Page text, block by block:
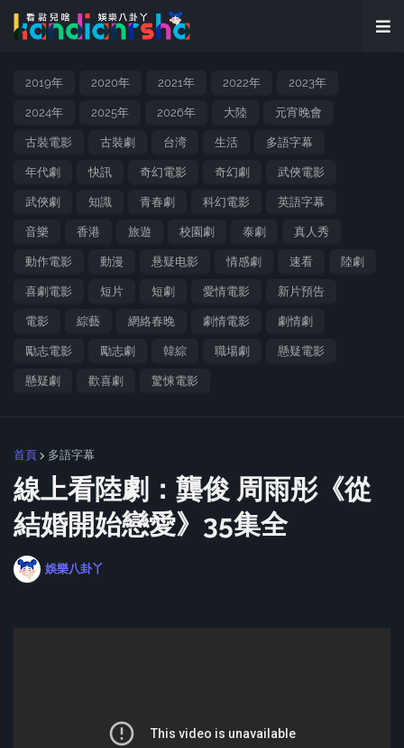
2019年 2020年 2021年 2022年 2023年
2024年 2025年 2026年 大陸 元宵晚會
古裝電影 古裝劇 台湾 生活 多語字幕
年代劇 快訊 奇幻電影 奇幻劇 武俠電影
武俠劇 知識 青春劇 科幻電影 英語字幕
音樂 香港 旅遊 校園劇 泰劇 真人秀
動作電影 動漫 悬疑电影 情感劇 速看 陸劇
喜劇電影 短片 短劇 愛情電影 新片預告
電影 綜藝 網絡春晚 劇情電影 劇情劇
勵志電影 勵志劇 韓綜 職場劇 懸疑電影
懸疑劇 歡喜劇 驚悚電影
首頁 多語字幕
線上看陸劇：龔俊 周雨彤《從
結婚開始戀愛》35集全
娛樂八卦丫